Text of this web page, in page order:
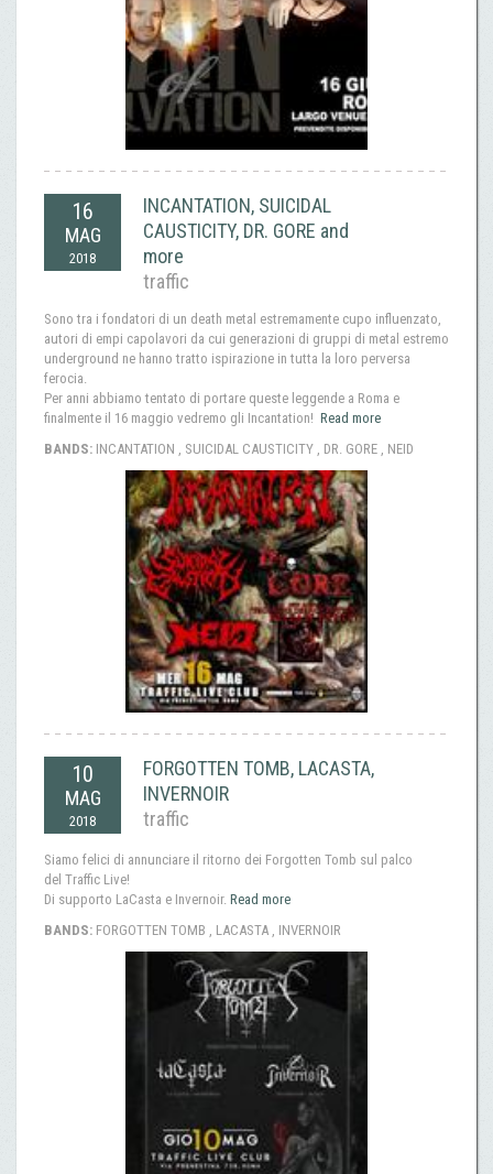
16
MAG
2018
INCANTATION, SUICIDAL
CAUSTICITY, DR. GORE and
more
traffic
Sono tra i fondatori di un death metal estremamente cupo influenzato,
autori di empi capolavori da cui generazioni di gruppi di metal estremo
underground ne hanno tratto ispirazione in tutta la loro perversa
ferocia.
Per anni abbiamo tentato di portare queste leggende a Roma e
finalmente il 16 maggio vedremo gli Incantation! Read more
BANDS: INCANTATION , SUICIDAL CAUSTICITY , DR. GORE , NEID
10
MAG
2018
FORGOTTEN TOMB, LACASTA,
INVERNOIR
traffic
Siamo felici di annunciare il ritorno dei Forgotten Tomb sul palco
del Traffic Live!
Di supporto LaCasta e Invernoir. Read more
BANDS: FORGOTTEN TOMB , LACASTA , INVERNOIR